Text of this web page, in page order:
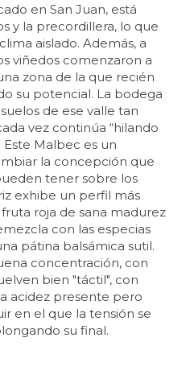
en San Juan, está
y la precordillera, lo que
aislado. Además, a
viñedos comenzaron a
zona de la que recién
su potencial. La bodega
de ese valle tan
vez continúa “hilando
Este Malbec es un
la concepción que
tener sobre los
exhibe un perfil más
roja de sana madurez
con las especias
pátina balsámica sutil.
concentración, con
bien "táctil", con
acidez presente pero
en el que la tensión se
su final.